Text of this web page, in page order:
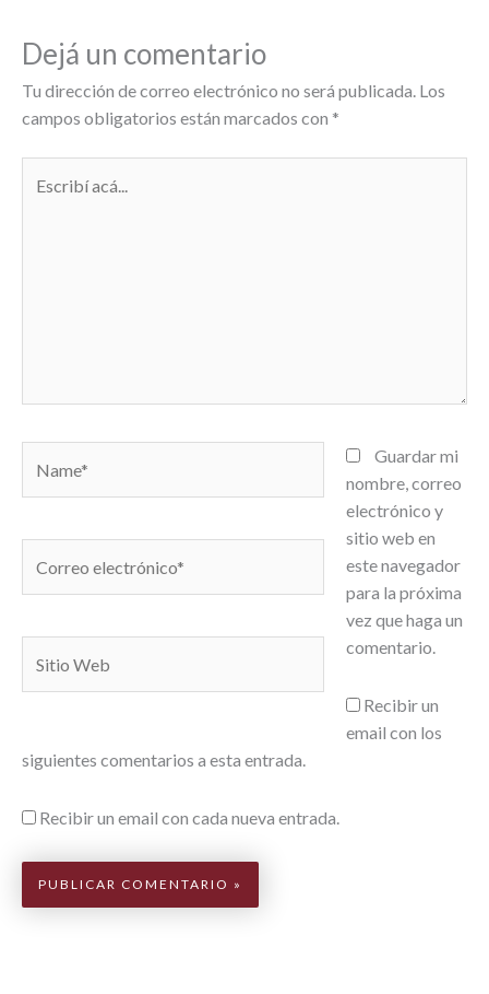
Dejá un comentario
Tu dirección de correo electrónico no será publicada. Los
campos obligatorios están marcados con *
acá...
electrónico*
Web
Guardar mi
nombre, correo
electrónico y
sitio web en
este navegador
para la próxima
vez que haga un
comentario.
Recibir un
email con los
siguientes comentarios a esta entrada.
Recibir un email con cada nueva entrada.